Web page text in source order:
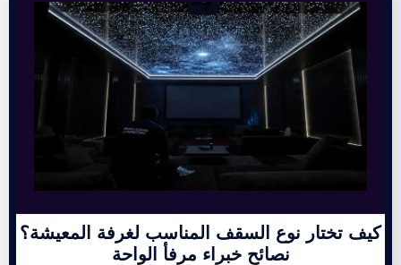
كيف تختار نوع السقف المناسب لغرفة المعيشة؟
نصائح خبراء مرفأ الواحة